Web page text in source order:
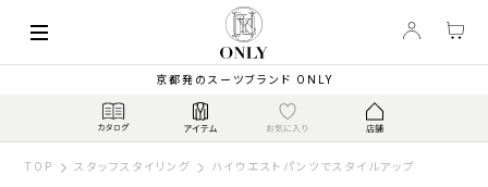
京都発のスーツブランド ONLY
TOP スタッフスタイリング ハイウエストパンツでスタイルアップ